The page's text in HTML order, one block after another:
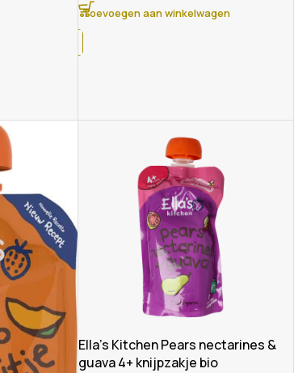
Toevoegen aan winkelwagen
Ella’s Kitchen Pears nectarines &
guava 4+ knijpzakje bio